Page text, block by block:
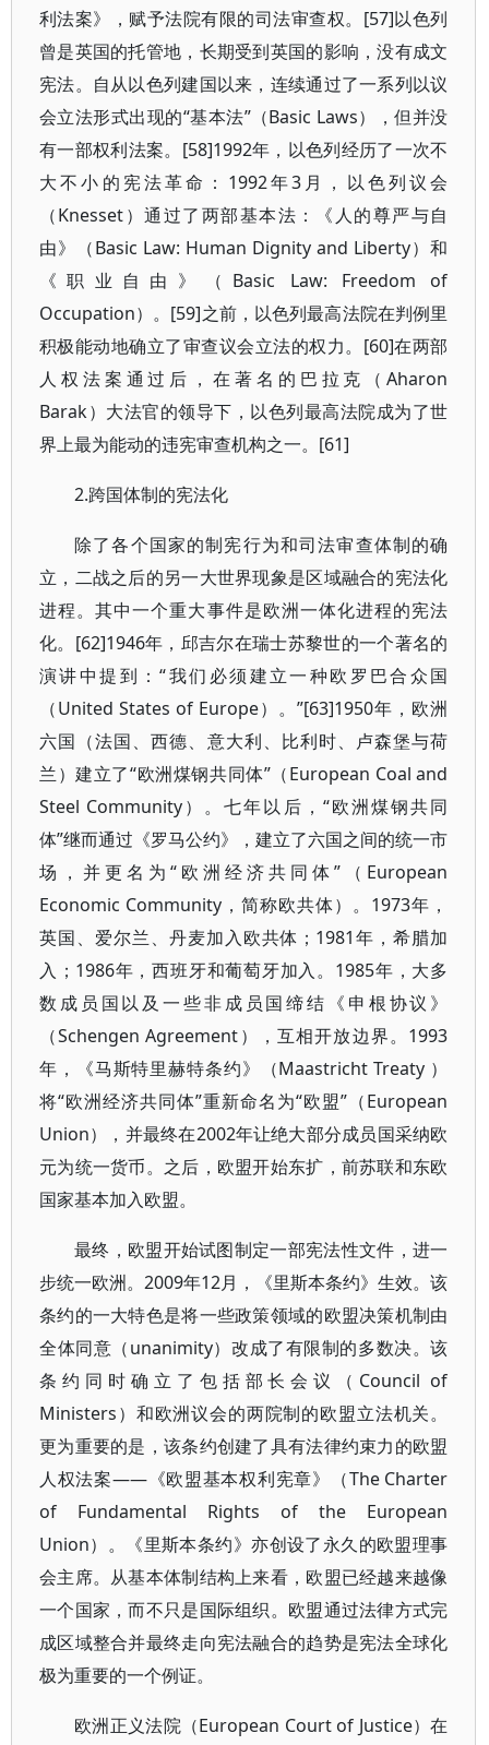
利法案》，赋予法院有限的司法审查权。[57]以色列
曾是英国的托管地，长期受到英国的影响，没有成文
宪法。自从以色列建国以来，连续通过了一系列以议
会立法形式出现的“基本法”（Basic Laws），但并没
有一部权利法案。[58]1992年，以色列经历了一次不
大不小的宪法革命：1992年3月，以色列议会
（Knesset）通过了两部基本法：《人的尊严与自
由》（Basic Law: Human Dignity and Liberty）和
《职业自由》（Basic Law: Freedom of
Occupation）。[59]之前，以色列最高法院在判例里
积极能动地确立了审查议会立法的权力。[60]在两部
人权法案通过后，在著名的巴拉克（Aharon
Barak）大法官的领导下，以色列最高法院成为了世
界上最为能动的违宪审查机构之一。[61]
2.跨国体制的宪法化
除了各个国家的制宪行为和司法审查体制的确
立，二战之后的另一大世界现象是区域融合的宪法化
进程。其中一个重大事件是欧洲一体化进程的宪法
化。[62]1946年，邱吉尔在瑞士苏黎世的一个著名的
演讲中提到：“我们必须建立一种欧罗巴合众国
（United States of Europe）。”[63]1950年，欧洲
六国（法国、西德、意大利、比利时、卢森堡与荷
兰）建立了“欧洲煤钢共同体”（European Coal and
Steel Community）。七年以后，“欧洲煤钢共同
体”继而通过《罗马公约》，建立了六国之间的统一市
场，并更名为“欧洲经济共同体”（European
Economic Community，简称欧共体）。1973年，
英国、爱尔兰、丹麦加入欧共体；1981年，希腊加
入；1986年，西班牙和葡萄牙加入。1985年，大多
数成员国以及一些非成员国缔结《申根协议》
（Schengen Agreement），互相开放边界。1993
年，《马斯特里赫特条约》（Maastricht Treaty ）
将“欧洲经济共同体”重新命名为“欧盟”（European
Union），并最终在2002年让绝大部分成员国采纳欧
元为统一货币。之后，欧盟开始东扩，前苏联和东欧
国家基本加入欧盟。
最终，欧盟开始试图制定一部宪法性文件，进一
步统一欧洲。2009年12月，《里斯本条约》生效。该
条约的一大特色是将一些政策领域的欧盟决策机制由
全体同意（unanimity）改成了有限制的多数决。该
条约同时确立了包括部长会议（Council of
Ministers）和欧洲议会的两院制的欧盟立法机关。
更为重要的是，该条约创建了具有法律约束力的欧盟
人权法案——《欧盟基本权利宪章》（The Charter
of Fundamental Rights of the European
Union）。《里斯本条约》亦创设了永久的欧盟理事
会主席。从基本体制结构上来看，欧盟已经越来越像
一个国家，而不只是国际组织。欧盟通过法律方式完
成区域整合并最终走向宪法融合的趋势是宪法全球化
极为重要的一个例证。
欧洲正义法院（European Court of Justice）在